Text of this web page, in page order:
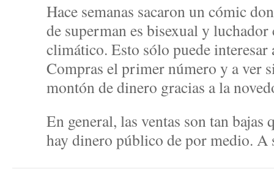
Hace semanas sacaron un cómic
de superman es bisexual y
climático. Esto sólo puede interesar
Compras el primer número y a ver
montón de dinero gracias a la
En general, las ventas son tan bajas
hay dinero público de por medio.